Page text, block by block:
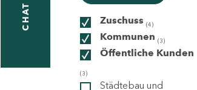
CHAT Zuschuss (4)
Kommunen (3)
Öffentliche Kunden
(3)
Städtebau und